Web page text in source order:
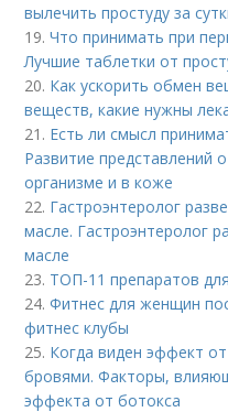
вылечить простуду за
19.Что принимать при
Лучшие таблетки от
20. Как ускорить обмен
веществ, какие нужны
21. Есть ли смысл
Развитие представлений
организме и в коже
22. Гастроэнтеролог
масле. Гастроэнтеролог
масле
23. ТОП-11 препаратов
24.Фитнес для женщин
фитнес клубы
25. Когда виден эффект
бровями. Факторы,
эффекта от ботокса